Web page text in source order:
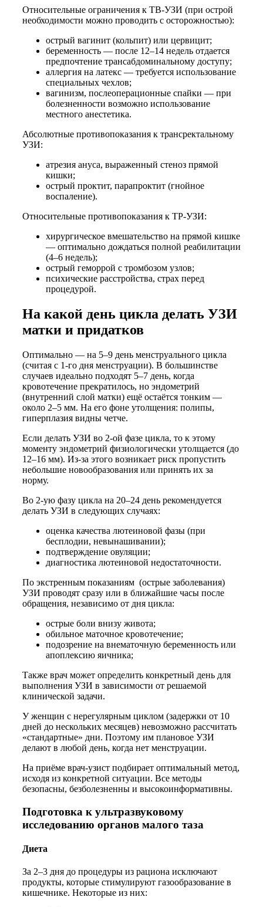
Относительные ограничения к ТВ-УЗИ (при острой
необходимости можно проводить с осторожностью):
острый вагинит (кольпит) или цервицит;
беременность — после 12–14 недель отдается
предпочтение трансабдоминальному доступу;
аллергия на латекс — требуется использование
специальных чехлов;
вагинизм, послеоперационные спайки — при
болезненности возможно использование
местного анестетика.
Абсолютные противопоказания к трансректальному
УЗИ:
атрезия ануса, выраженный стеноз прямой
кишки;
острый проктит, парапроктит (гнойное
воспаление).
Относительные противопоказания к ТР-УЗИ:
хирургическое вмешательство на прямой кишке
— оптимально дождаться полной реабилитации
(4–6 недель);
острый геморрой с тромбозом узлов;
психические расстройства, страх перед
процедурой.
На какой день цикла делать УЗИ
матки и придатков
Оптимально — на 5–9 день менструального цикла
(считая с 1-го дня менструации). В большинстве
случаев идеально подходят 5–7 день, когда
кровотечение прекратилось, но эндометрий
(внутренний слой матки) ещё остаётся тонким —
около 2–5 мм. На его фоне утолщения: полипы,
гиперплазия видны четче.
Если делать УЗИ во 2-ой фазе цикла, то к этому
моменту эндометрий физиологически утолщается (до
12–16 мм). Из-за этого возникает риск пропустить
небольшие новообразования или принять их за
норму.
Во 2-ую фазу цикла на 20–24 день рекомендуется
делать УЗИ в следующих случаях:
оценка качества лютеиновой фазы (при
бесплодии, невынашивании);
подтверждение овуляции;
диагностика лютеиновой недостаточности.
По экстренным показаниям (острые заболевания)
УЗИ проводят сразу или в ближайшие часы после
обращения, независимо от дня цикла:
острые боли внизу живота;
обильное маточное кровотечение;
подозрение на внематочную беременность или
апоплексию яичника;
Также врач может определить конкретный день для
выполнения УЗИ в зависимости от решаемой
клинической задачи.
У женщин с нерегулярным циклом (задержки от 10
дней до нескольких месяцев) невозможно рассчитать
«стандартные» дни. Поэтому им плановое УЗИ
делают в любой день, когда нет менструации.
На приёме врач-узист подбирает оптимальный метод,
исходя из конкретной ситуации. Все методы
безопасны, безболезненны и высокоинформативны.
Подготовка к ультразвуковому
исследованию органов малого таза
Диета
За 2–3 дня до процедуры из рациона исключают
продукты, которые стимулируют газообразование в
кишечнике. Некоторые из них: